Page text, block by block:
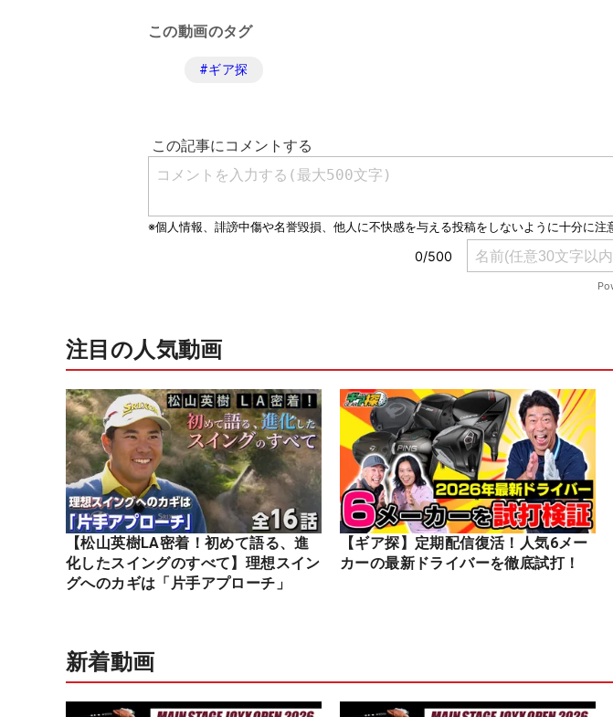
この動画のタグ
#ギア探
注目の人気動画
【松山英樹LA密着！初めて語る、進
化したスイングのすべて】理想スイン
グへのカギは「片手アプローチ」
【ギア探】定期配信復活！人気6メー
カーの最新ドライバーを徹底試打！
新着動画